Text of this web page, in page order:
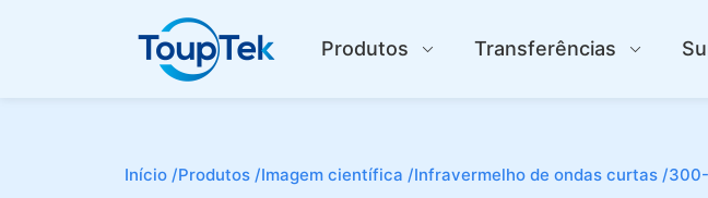
Produtos Transferências
Início /Produtos /Imagem científica /Infravermelho de ondas curtas /